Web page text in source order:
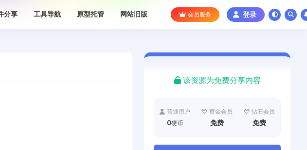
分享 工具导航 原型托管 网站旧版 会员服务 登录
该资源为免费分享内容
普通用户
0硬币
黄金会员
免费
钻石会员
免费